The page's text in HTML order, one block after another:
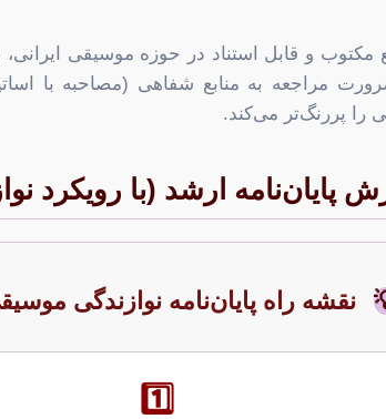
مکتوب و قابل استناد در حوزه موسیقی
مراجعه به منابع شفاهی (مصاحبه با
را پررنگ‌تر می‌کند.
پایان‌نامه ارشد (با رویکرد
نقشه راه پایان‌نامه نوازندگی
1️⃣